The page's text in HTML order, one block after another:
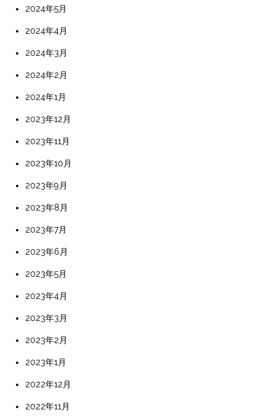
2024年5月
2024年4月
2024年3月
2024年2月
2024年1月
2023年12月
2023年11月
2023年10月
2023年9月
2023年8月
2023年7月
2023年6月
2023年5月
2023年4月
2023年3月
2023年2月
2023年1月
2022年12月
2022年11月